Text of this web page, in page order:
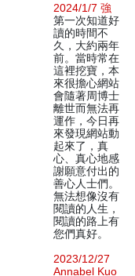
2024/1/7 強
第一次知道好
讀的時間不
久，大約兩年
前。當時常在
這裡挖寶，本
來很擔心網站
會隨著周博士
離世而無法再
運作，今日再
來發現網站動
起來了，真
心、真心地感
謝願意付出的
善心人士們。
無法想像沒有
閱讀的人生，
閱讀的路上有
您們真好。
2023/12/27
Annabel Kuo